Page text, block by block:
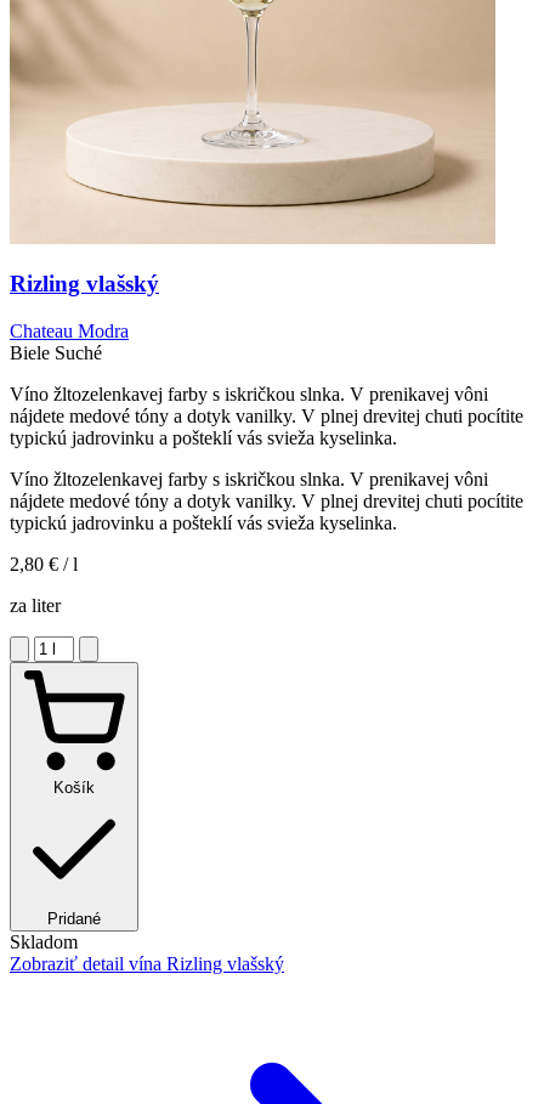
Rizling vlašský
Chateau Modra
Biele Suché
Víno žltozelenkavej farby s iskričkou slnka. V prenikavej vôni
nájdete medové tóny a dotyk vanilky. V plnej drevitej chuti pocítite
typickú jadrovinku a pošteklí vás svieža kyselinka.
Víno žltozelenkavej farby s iskričkou slnka. V prenikavej vôni
nájdete medové tóny a dotyk vanilky. V plnej drevitej chuti pocítite
typickú jadrovinku a pošteklí vás svieža kyselinka.
2,80 € / l
za liter
Košík
Pridané
Skladom
Zobraziť detail vína Rizling vlašský